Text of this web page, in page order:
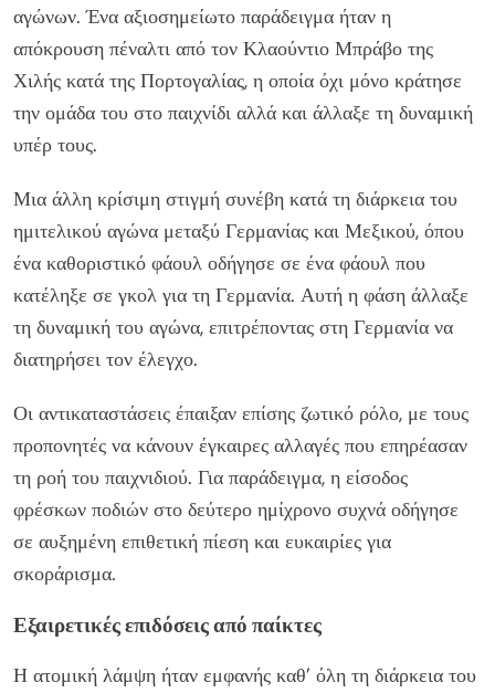
αγώνων. Ένα αξιοσημείωτο παράδειγμα ήταν η
απόκρουση πέναλτι από τον Κλαούντιο Μπράβο της
Χιλής κατά της Πορτογαλίας, η οποία όχι μόνο κράτησε
την ομάδα του στο παιχνίδι αλλά και άλλαξε τη δυναμική
υπέρ τους.
Μια άλλη κρίσιμη στιγμή συνέβη κατά τη διάρκεια του
ημιτελικού αγώνα μεταξύ Γερμανίας και Μεξικού, όπου
ένα καθοριστικό φάουλ οδήγησε σε ένα φάουλ που
κατέληξε σε γκολ για τη Γερμανία. Αυτή η φάση άλλαξε
τη δυναμική του αγώνα, επιτρέποντας στη Γερμανία να
διατηρήσει τον έλεγχο.
Οι αντικαταστάσεις έπαιξαν επίσης ζωτικό ρόλο, με τους
προπονητές να κάνουν έγκαιρες αλλαγές που επηρέασαν
τη ροή του παιχνιδιού. Για παράδειγμα, η είσοδος
φρέσκων ποδιών στο δεύτερο ημίχρονο συχνά οδήγησε
σε αυξημένη επιθετική πίεση και ευκαιρίες για
σκοράρισμα.
Εξαιρετικές επιδόσεις από παίκτες
Η ατομική λάμψη ήταν εμφανής καθ’ όλη τη διάρκεια του